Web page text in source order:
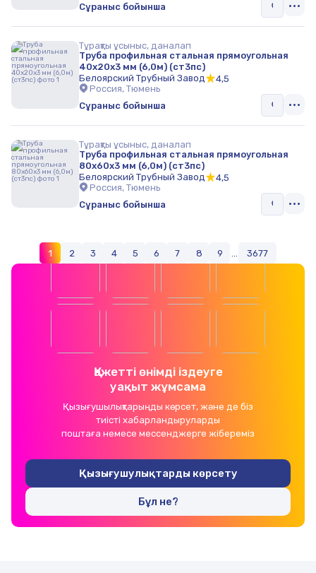
Сұраныс бойынша
Тұрақты ұсыныс, даналап
Труба профильная стальная прямоугольная
40х20х3 мм (6,0м) (ст3пс)
Белоярский Трубный Завод
4,5
Россия, Тюмень
Сұраныс бойынша
Тұрақты ұсыныс, даналап
Труба профильная стальная прямоугольная
80х60х3 мм (6,0м) (ст3пс)
Белоярский Трубный Завод
4,5
Россия, Тюмень
Сұраныс бойынша
1 2 3 4 5 6 7 8 9 3677
Қажетті өнімді іздеуге
уақыт жұмсама
Қызығушылықтарыңды көрсет, және де біз
тиісті хабарландыруларды
поштаға немесе мессенджерге жібереміз
Қызығушулықтарды көрсету
Бұл не?